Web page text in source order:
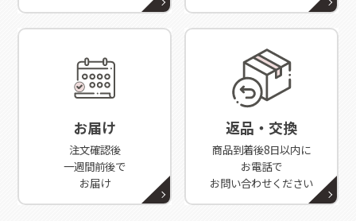
お届け
注文確認後
一週間前後で
お届け
返品・交換
商品到着後8日以内に
お電話で
お問い合わせください